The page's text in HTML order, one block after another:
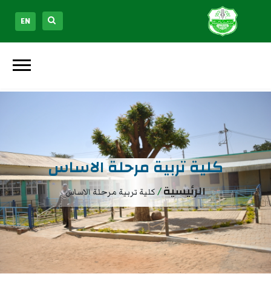
EN
كلية تربية مرحلة الاساس
الرئيسية/كلية تربية مرحلة الاساس